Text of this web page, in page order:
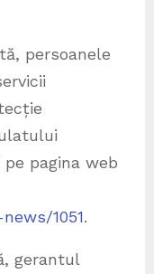
persoanele
pagina web
1051.
gerantul